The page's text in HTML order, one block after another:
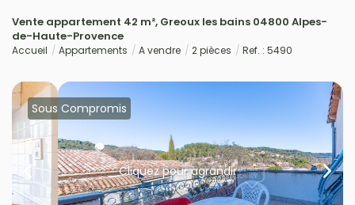
L'Agence
Avis clients
Estimation
Avis clients
Vente appartement 42 m², Greoux les bains 04800 Alpes-
de-Haute-Provence
Accueil Appartements A vendre 2 pièces Ref. : 5490
Sous Compromis
Cliquez pour agrandir